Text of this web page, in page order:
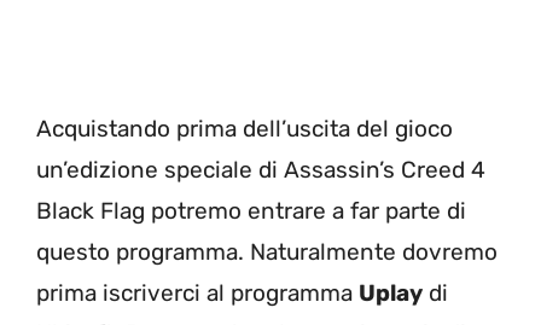
Acquistando prima dell’uscita del gioco
un’edizione speciale di Assassin’s Creed 4
Black Flag potremo entrare a far parte di
questo programma. Naturalmente dovremo
prima iscriverci al programma Uplay di